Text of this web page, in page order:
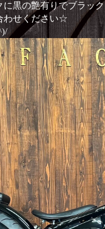
に黒の艶有りでブラッ
わせください☆